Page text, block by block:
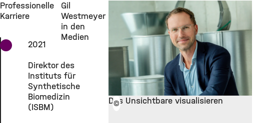
Professionelle
Karriere
2021
Direktor des
Instituts für
Synthetische
Biomedizin
(ISBM)
Gil
Westmeyer
in den
Medien
Das Unsichtbare visualisieren
©